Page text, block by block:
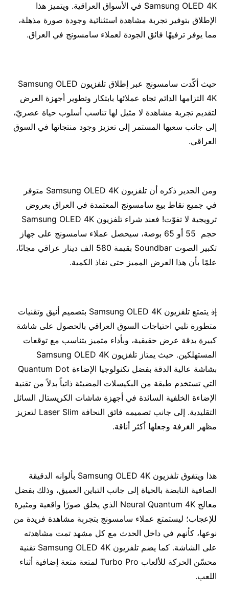
Samsung OLED 4K في الأسواق العراقية. ويتميز هذا
الإطلاق بتوفير تجربة مشاهدة استثنائية وجودة صورة مذهلة،
مما يوفر ترفيهًا فائق الجودة لعملاء سامسونج في العراق.
حيث أكّدت سامسونج عبر إطلاق تلفزيون Samsung OLED
4K التزامها الدائم تجاه عملائها بابتكار وتطوير أجهزة العرض
لتقديم تجربة مشاهدة لا مثيل لها تناسب أسلوب حياة عصريّ،
إلى جانب سعيها المستمر إلى تعزيز وجود منتجاتها في السوق
العراقي.
ومن الجدير ذكره أن تلفزيون Samsung OLED 4K متوفر
في جميع نقاط بيع سامسونج المعتمدة في العراق بعروض
ترويجية لا تفوّت! فعند شراء تلفزيون Samsung OLED 4K
حجم 55 أو 65 بوصة، سيحصل عملاء سامسونج على جهاز
تكبير الصوت Soundbar بقيمة 580 الف دينار عراقي مجانًا،
علمًا بأن هذا العرض المميز حتى نفاذ الكمية.
إذ
يتمتع تلفزيون Samsung OLED 4K بتصميم أنيق وتقنيات
متطورة تلبي احتياجات السوق العراقي بالحصول على شاشة
كبيرة بدقة عرض حقيقية، وبأداء متميز يتناسب مع توقعات
المستهلكين. حيث يمتاز تلفزيون Samsung OLED 4K
بشاشة عالية الدقة بفضل تكنولوجيا الإضاءة Quantum Dot
التي تستخدم طبقة من البكيسلات المضيئة ذاتياً بدلاً من تقنية
الإضاءة الخلفية السائدة في أجهزة شاشات الكريستال السائل
التقليدية. إلى جانب تصميمه فائق النحافة Laser Slim لتعزيز
مظهر الغرفة وجعلها أكثر أناقة.
هذا ويتفوق تلفزيون Samsung OLED 4K بألوانه الدقيقة
الصافية النابضة بالحياة إلى جانب التباين العميق، وذلك بفضل
معالج Neural Quantum 4K الذي يخلق صورًا واقعية ومثيرة
للإعجاب؛ ليستمتع عملاء سامسونج بتجربة مشاهدة فريدة من
نوعها، كأنهم في داخل الحدث مع كل مشهد تمت مشاهدته
على الشاشة. كما يضم تلفزيون Samsung OLED 4K تقنية
محسّن الحركة للألعاب Turbo Pro لمتعة متعة إضافية أثناء
اللعب.